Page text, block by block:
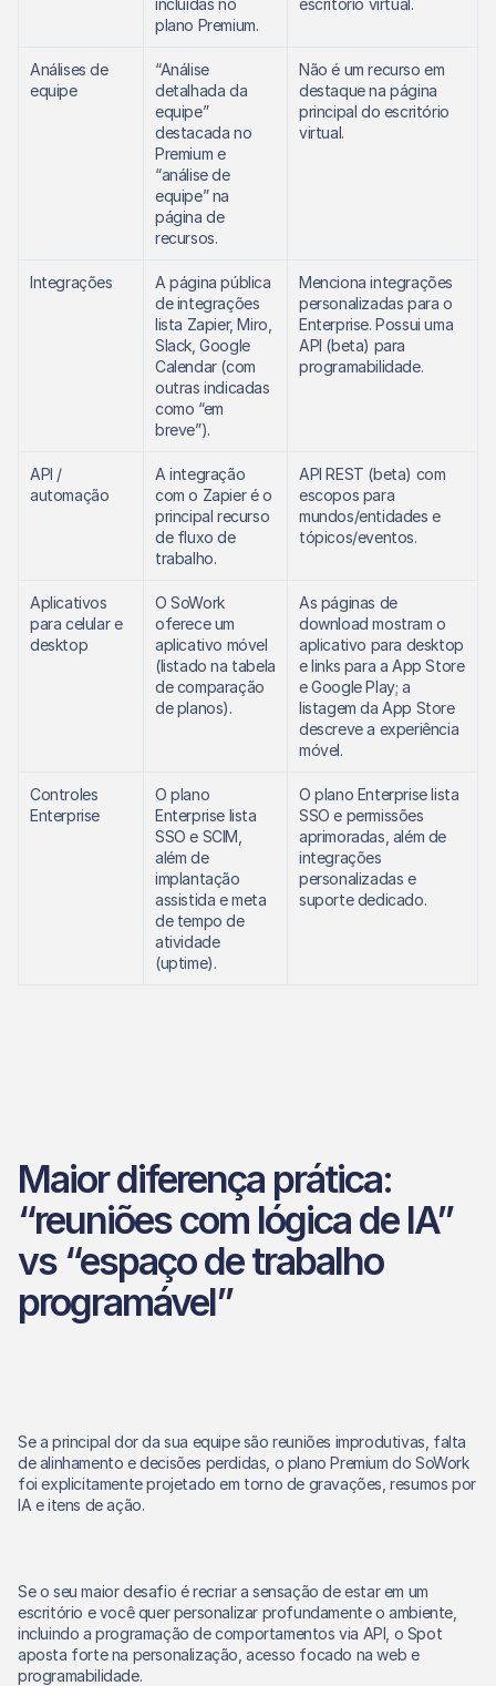
incluídas no
plano Premium.
escritório virtual.
Análises de
equipe
“Análise
detalhada da
equipe”
destacada no
Premium e
“análise de
equipe” na
página de
recursos.
Não é um recurso em
destaque na página
principal do escritório
virtual.
Integrações
A página pública
de integrações
lista Zapier, Miro,
Slack, Google
Calendar (com
outras indicadas
como “em
breve”).
Menciona integrações
personalizadas para o
Enterprise. Possui uma
API (beta) para
programabilidade.
API /
automação
A integração
com o Zapier é o
principal recurso
de fluxo de
trabalho.
API REST (beta) com
escopos para
mundos/entidades e
tópicos/eventos.
Aplicativos
para celular e
desktop
O SoWork
oferece um
aplicativo móvel
(listado na tabela
de comparação
de planos).
As páginas de
download mostram o
aplicativo para desktop
e links para a App Store
e Google Play; a
listagem da App Store
descreve a experiência
móvel.
Controles
Enterprise
O plano
Enterprise lista
SSO e SCIM,
além de
implantação
assistida e meta
de tempo de
atividade
(uptime).
O plano Enterprise lista
SSO e permissões
aprimoradas, além de
integrações
personalizadas e
suporte dedicado.
Maior diferença prática:
“reuniões com lógica de IA”
vs “espaço de trabalho
programável”
Se a principal dor da sua equipe são reuniões improdutivas, falta
de alinhamento e decisões perdidas, o plano Premium do SoWork
foi explicitamente projetado em torno de gravações, resumos por
IA e itens de ação.
Se o seu maior desafio é recriar a sensação de estar em um
escritório e você quer personalizar profundamente o ambiente,
incluindo a programação de comportamentos via API, o Spot
aposta forte na personalização, acesso focado na web e
programabilidade.